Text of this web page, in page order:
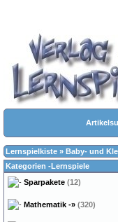
Lernspielkiste » Baby- und
Kategorien -Lernspiele
Sparpakete (12)
Mathematik -» (320)